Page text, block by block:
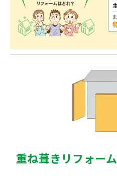
重ね葺きリフォーム